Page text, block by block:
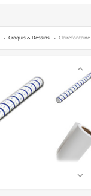
Croquis & Dessins

